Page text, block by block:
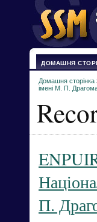
ДОМАШНЯ
Домашня сторінка
імені М. П.
П.